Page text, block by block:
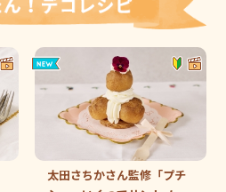
太田さちかさん監修「プチ